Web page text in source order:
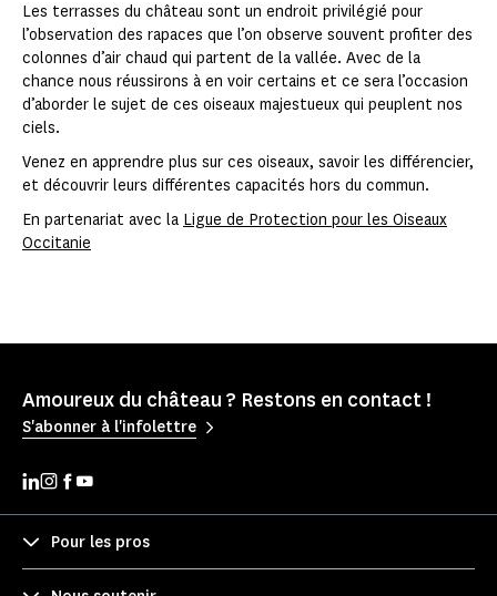
Les terrasses du château sont un endroit privilégié pour
l’observation des rapaces que l’on observe souvent profiter des
colonnes d’air chaud qui partent de la vallée. Avec de la
chance nous réussirons à en voir certains et ce sera l’occasion
d’aborder le sujet de ces oiseaux majestueux qui peuplent nos
ciels.
Venez en apprendre plus sur ces oiseaux, savoir les différencier,
et découvrir leurs différentes capacités hors du commun.
En partenariat avec la Ligue de Protection pour les Oiseaux
Occitanie
Amoureux du château ? Restons en contact !
S'abonner à l'infolettre
Pour les pros